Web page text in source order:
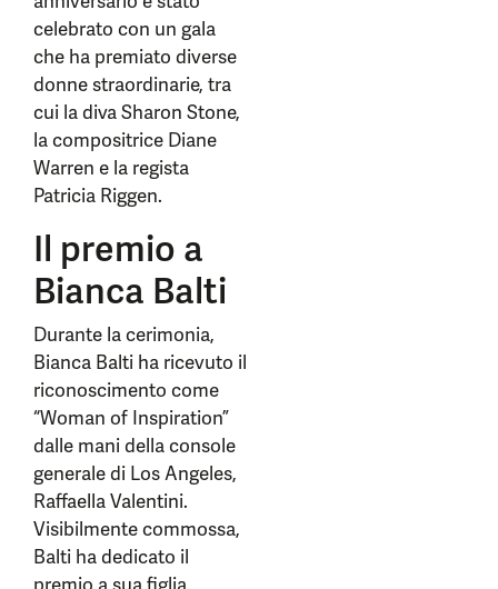
celebrato con un gala
che ha premiato diverse
donne straordinarie, tra
cui la diva Sharon Stone,
la compositrice Diane
Warren e la regista
Patricia Riggen.
Il premio a
Bianca Balti
Durante la cerimonia,
Bianca Balti ha ricevuto il
riconoscimento come
“Woman of Inspiration”
dalle mani della console
generale di Los Angeles,
Raffaella Valentini.
Visibilmente commossa,
Balti ha dedicato il